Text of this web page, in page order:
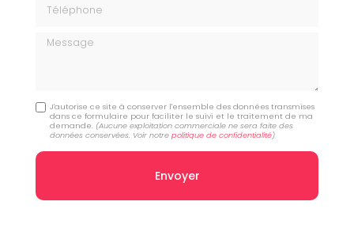
Message
J'autorise ce site à conserver l'ensemble des données transmises
dans ce formulaire pour faciliter le suivi et le traitement de ma
demande. (Aucune exploitation commerciale ne sera faite des
données conservées. Voir notrepolitique de confidentialité)